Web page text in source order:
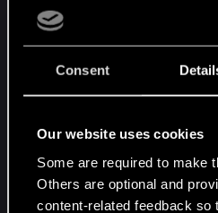
Consent
Our website uses cookies
Some are required to make
Others are optional and
content-related feedback
Pakiet nazywał się (nomen
zawierała samego patcha -
może i posiada to dalej?
prosił o wrzucenie fotki, bo